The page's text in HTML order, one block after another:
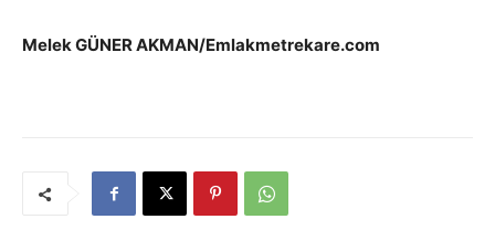
Melek GÜNER AKMAN/Emlakmetrekare.com